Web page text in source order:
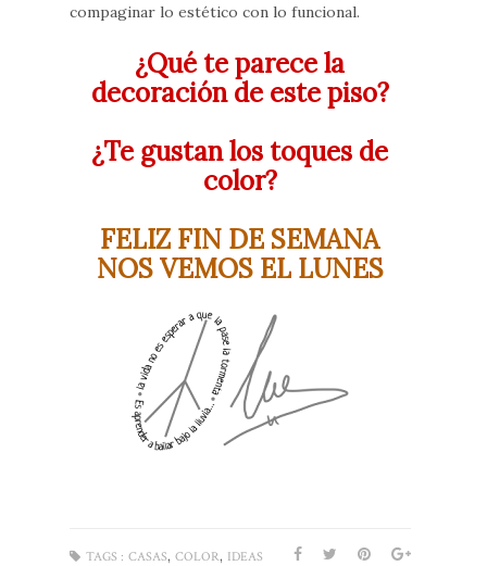
compaginar lo estético con lo funcional.
¿Qué te parece la
decoración de este piso?
¿Te gustan los toques de
color?
FELIZ FIN DE SEMANA
NOS VEMOS EL LUNES
TAGS : CASAS, COLOR, IDEAS